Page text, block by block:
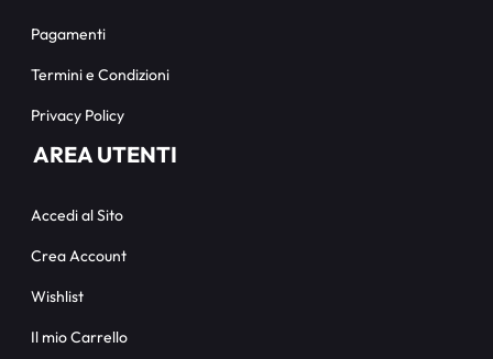
Pagamenti
Termini e Condizioni
Privacy Policy
AREA UTENTI
Accedi al Sito
Crea Account
Wishlist
Il mio Carrello